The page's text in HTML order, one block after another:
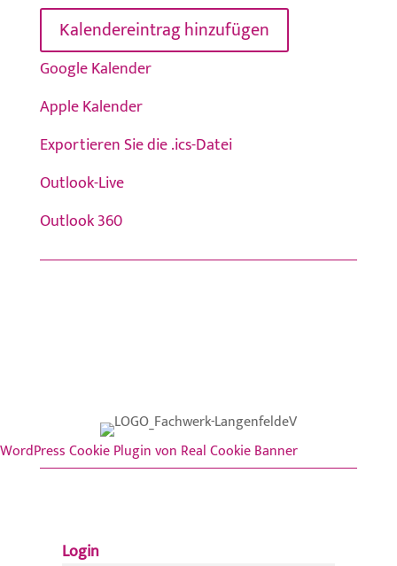
Kalendereintrag hinzufügen
Google Kalender
Apple Kalender
Exportieren Sie die .ics-Datei
Outlook-Live
Outlook 360
Login
WordPress Cookie Plugin von Real Cookie Banner